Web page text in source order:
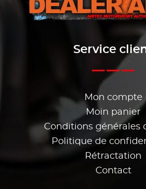
Service
Mon compte
Moin panier
Conditions générales
Politique de
Rétractation
Contact